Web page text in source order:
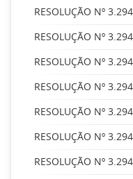
RESOLUÇÃO Nº
RESOLUÇÃO Nº
RESOLUÇÃO Nº
RESOLUÇÃO Nº
RESOLUÇÃO Nº
RESOLUÇÃO Nº
RESOLUÇÃO Nº